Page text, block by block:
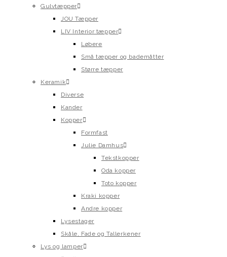
Gulvtæpper
JOU Tæpper
LIV Interior tæpper
Løbere
Små tæpper og bademåtter
Større tæpper
Keramik
Diverse
Kander
Kopper
Formfast
Julie Damhus
Tekstkopper
Oda kopper
Toto kopper
Kraki kopper
Andre kopper
Lysestager
Skåle, Fade og Tallerkener
Lys og lamper